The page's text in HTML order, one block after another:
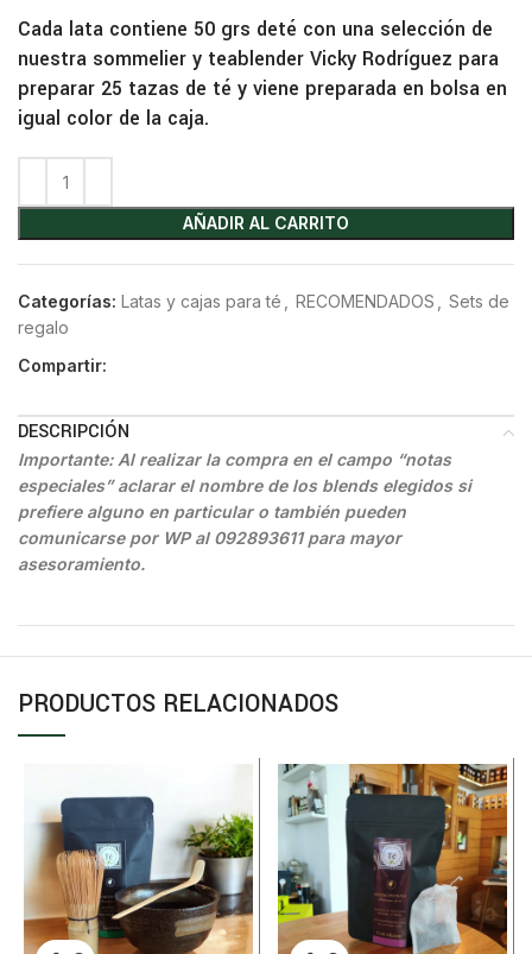
Cada lata contiene 50 grs deté con una selección de
nuestra sommelier y teablender Vicky Rodríguez para
preparar 25 tazas de té y viene preparada en bolsa en
igual color de la caja.
AÑADIR AL CARRITO
Categorías: Latas y cajas para té RECOMENDADOS
Sets de
regalo
Compartir:
DESCRIPCIÓN
Importante: Al realizar la compra en el campo “notas
especiales” aclarar el nombre de los blends elegidos si
prefiere alguno en particular o también pueden
comunicarse por WP al 092893611 para mayor
asesoramiento.
PRODUCTOS RELACIONADOS